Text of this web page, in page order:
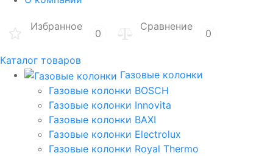
Избранное
0
Сравнение
0
Каталог товаров
Газовые колонки
Газовые колонки BOSCH
Газовые колонки Innovita
Газовые колонки BAXI
Газовые колонки Electrolux
Газовые колонки Royal Thermo